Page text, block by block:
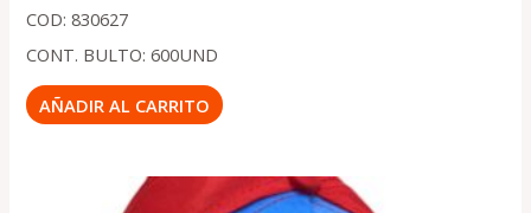
COD: 830627
CONT. BULTO: 600UND
AÑADIR AL CARRITO